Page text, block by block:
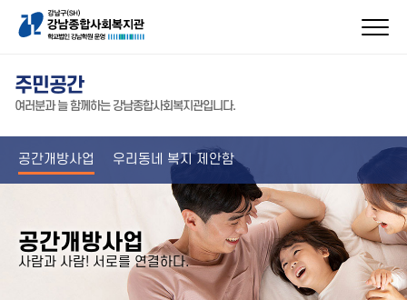
주민공간
여러분과 늘 함께하는 강남종합사회복지관입니다.
공간개방사업 우리동네 복지 제안함
공간개방사업
사람과 사람! 서로를 연결하다.